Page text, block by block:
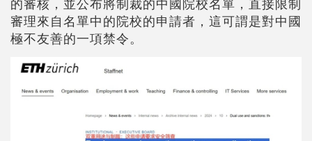
審理來自名單中的院校的申請者，這可謂是對中國
極不友善的一項禁令。